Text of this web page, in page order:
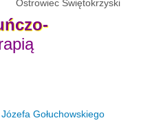
Ostrowiec Świętokrzyski
Gołuchowskiego